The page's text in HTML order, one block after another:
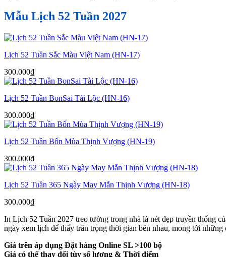
Mẫu Lịch 52 Tuần 2027
Lịch 52 Tuần Sắc Màu Việt Nam (HN-17)
300.000₫
Lịch 52 Tuần BonSai Tài Lộc (HN-16)
300.000₫
Lịch 52 Tuần Bốn Mùa Thịnh Vượng (HN-19)
300.000₫
Lịch 52 Tuần 365 Ngày May Mắn Thịnh Vượng (HN-18)
300.000₫
In Lịch 52 Tuần 2027 treo tường trong nhà là nét đẹp truyền thống
ngày xem lịch để thấy trân trọng thời gian bên nhau, mong tới
Giá trên áp dụng Đặt hàng Online SL >100 bộ
Giá có thể thay đổi tùy số lượng & Thời điểm